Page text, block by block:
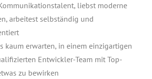
liebst moder­ne
arbei­test selb­stän­dig und
kaum erwar­ten, in einem ein­zig­ar­ti­gen
Ent­wick­ler-Team mit Top-
zu bewirken